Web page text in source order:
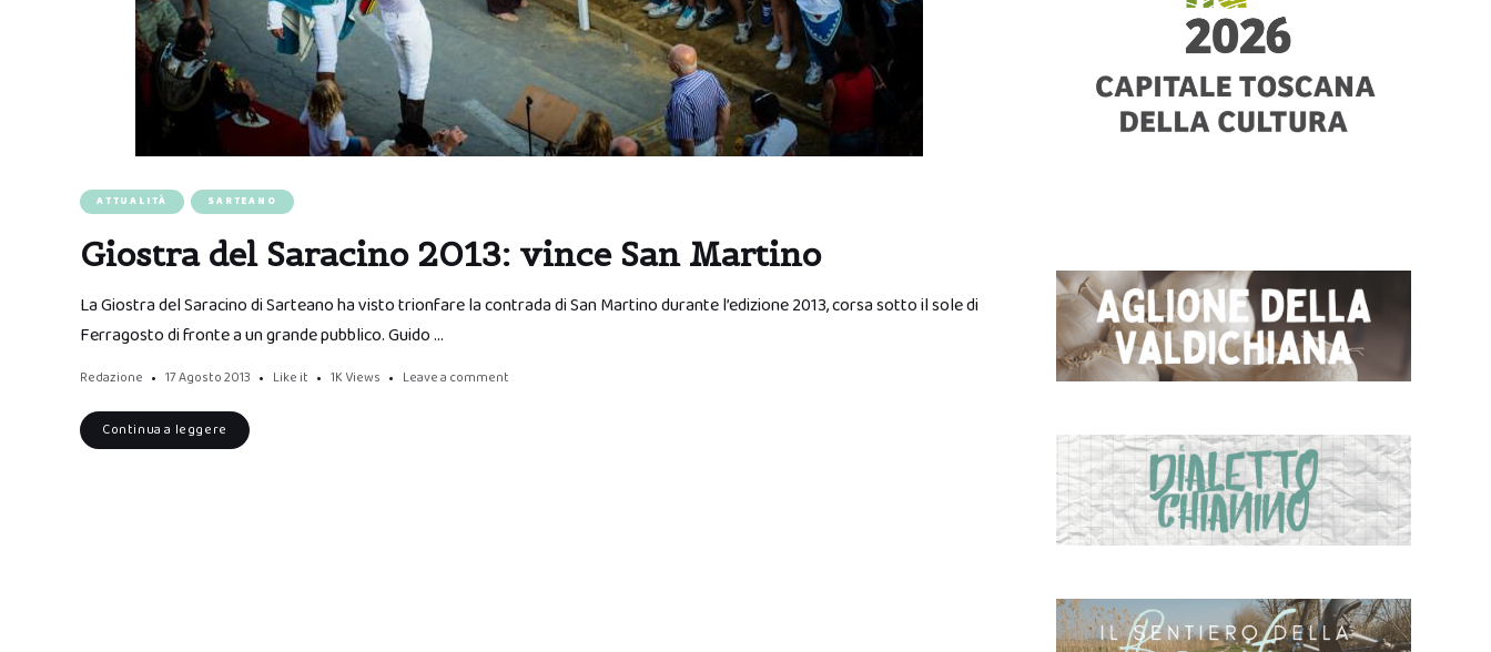
ATTUALITÀ SARTEANO
Giostra del Saracino 2013: vince San Martino
La Giostra del Saracino di Sarteano ha visto trionfare la contrada di San Martino durante l’edizione 2013, corsa sotto il sole di
Ferragosto di fronte a un grande pubblico. Guido …
Redazione 17 Agosto 2013 Like it 1K Views Leave a comment
Continua a leggere